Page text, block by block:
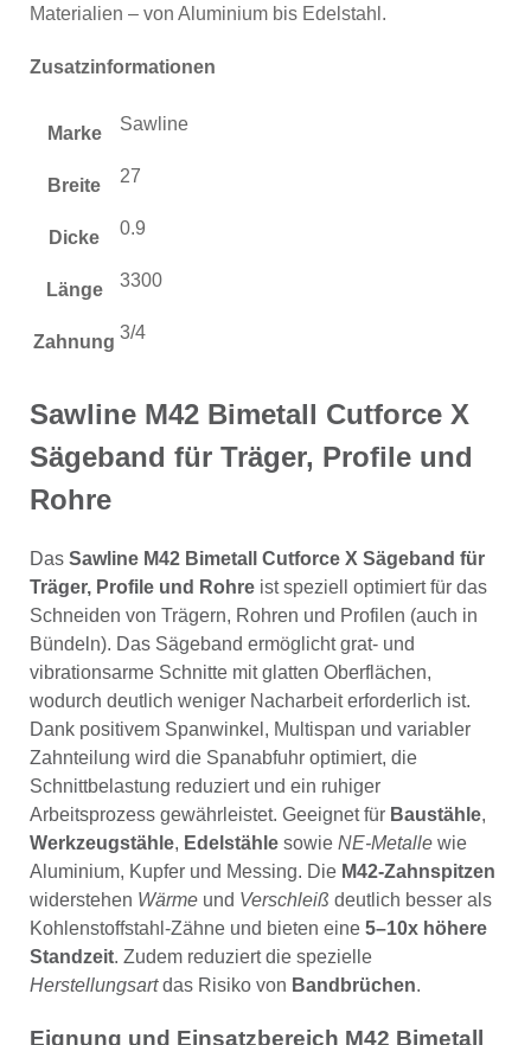
Materialien – von Aluminium bis Edelstahl.
Zusatzinformationen
Marke Sawline
Breite 27
Dicke 0.9
Länge 3300
Zahnung 3/4
Sawline M42 Bimetall Cutforce X
Sägeband für Träger, Profile und
Rohre
Das Sawline M42 Bimetall Cutforce X Sägeband für
Träger, Profile und Rohre ist speziell optimiert für das
Schneiden von Trägern, Rohren und Profilen (auch in
Bündeln). Das Sägeband ermöglicht grat- und
vibrationsarme Schnitte mit glatten Oberflächen,
wodurch deutlich weniger Nacharbeit erforderlich ist.
Dank positivem Spanwinkel, Multispan und variabler
Zahnteilung wird die Spanabfuhr optimiert, die
Schnittbelastung reduziert und ein ruhiger
Arbeitsprozess gewährleistet. Geeignet für Baustähle,
Werkzeugstähle, Edelstähle sowie NE-Metalle wie
Aluminium, Kupfer und Messing. Die M42-Zahnspitzen
widerstehen Wärme und Verschleiß deutlich besser als
Kohlenstoffstahl-Zähne und bieten eine 5–10x höhere
Standzeit. Zudem reduziert die spezielle
Herstellungsartdas Risiko von Bandbrüchen.
Eignung und Einsatzbereich M42 Bimetall